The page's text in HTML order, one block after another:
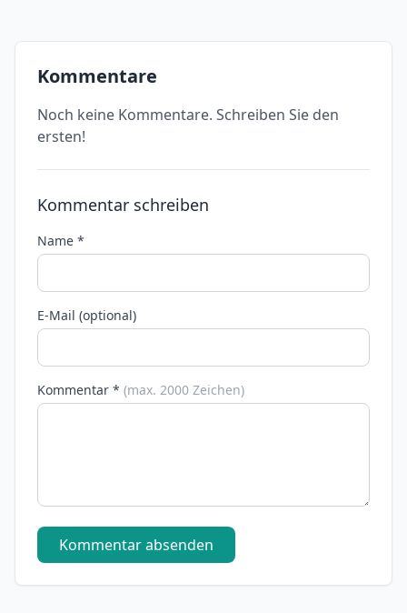
Kommentare
Noch keine Kommentare. Schreiben Sie den
ersten!
Kommentar schreiben
Name *
E-Mail (optional)
Kommentar * (max. 2000 Zeichen)
Kommentar absenden